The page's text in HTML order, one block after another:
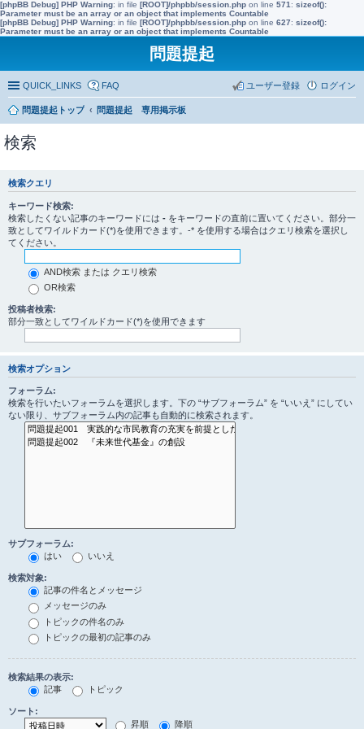
[phpBB Debug] PHP Warning: in file [ROOT]/phpbb/session.php on line 571 : sizeof():
Parameter must be an array or an object that implements Countable
[phpBB Debug] PHP Warning: in file [ROOT]/phpbb/session.php on line 627: sizeof():
Parameter must be an array or an object that implements Countable
問題提起
QUICK_LINKS FAQ ログイン
ユーザー登録
問題提起トップ 問題提起 専用掲示板
検索
検索クエリ
キーワード検索:
検索したくない記事のキーワードには - をキーワードの直前に置いてください。部分一
致としてワイルドカード(*)を使用できます。-* を使用する場合はクエリ検索を選択し
てください。
AND検索 または クエリ検索
OR検索
投稿者検索:
部分一致としてワイルドカード(*)を使用できます
検索オプション
フォーラム:
検索を行いたいフォーラムを選択します。下の “サブフォーラム” を “いいえ” にしてい
ない限り、サブフォーラム内の記事も自動的に検索されます。
サブフォーラム:
はい
いいえ
検索対象:
記事の件名とメッセージ
メッセージのみ
トピックの件名のみ
トピックの最初の記事のみ
検索結果の表示:
記事
トピック
ソート:
昇順
降順